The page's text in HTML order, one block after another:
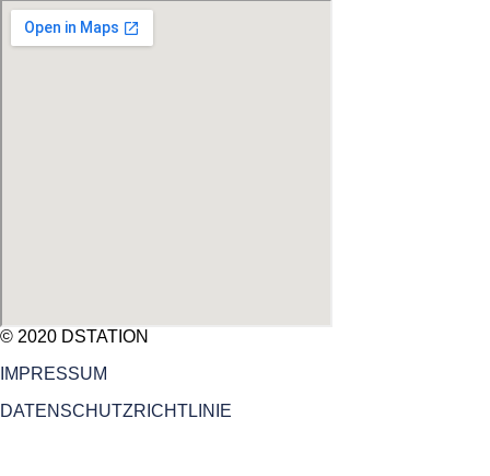
© 2020 DSTATION
IMPRESSUM
DATENSCHUTZRICHTLINIE